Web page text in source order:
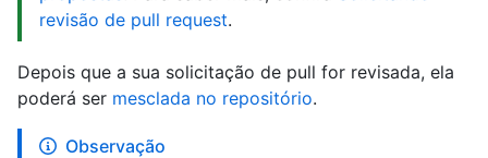
revisão de pull request.
Depois que a sua solicitação de pull for revisada, ela
poderá ser mesclada no repositório.
Observação